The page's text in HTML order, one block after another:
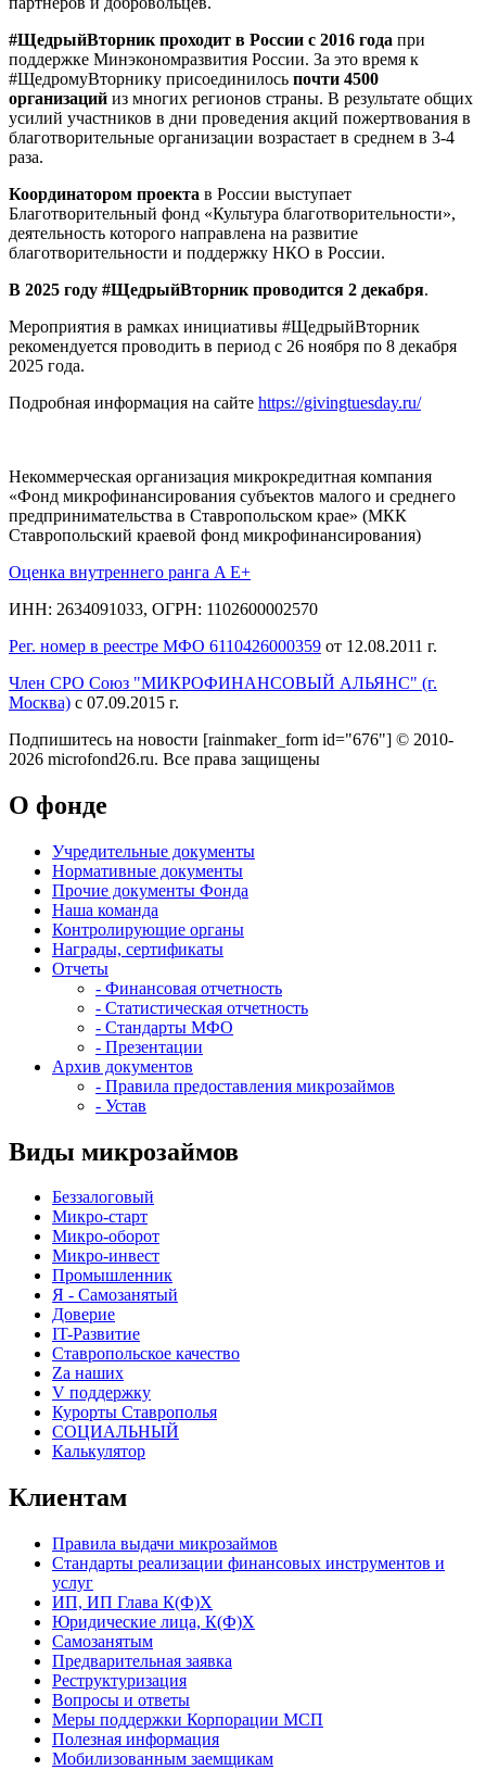
#ЩедрыйВторник проходит в России с 2016 года при
поддержке Минэкономразвития России. За это время к
#ЩедромуВторнику присоединилось почти 4500
организаций из многих регионов страны. В результате общих
усилий участников в дни проведения акций пожертвования в
благотворительные организации возрастает в среднем в 3-4
раза.
Координатором проекта в России выступает
Благотворительный фонд «Культура благотворительности»,
деятельность которого направлена на развитие
благотворительности и поддержку НКО в России.
В 2025 году #ЩедрыйВторник проводится 2 декабря.
Мероприятия в рамках инициативы #ЩедрыйВторник
рекомендуется проводить в период с 26 ноября по 8 декабря
2025 года.
Подробная информация на сайте https://givingtuesday.ru/
Некоммерческая организация микрокредитная компания
«Фонд микрофинансирования субъектов малого и среднего
предпринимательства в Ставропольском крае» (МКК
Ставропольский краевой фонд микрофинансирования)
Оценка внутреннего ранга A E+
ИНН: 2634091033, ОГРН: 1102600002570
Рег. номер в реестре МФО 6110426000359 от 12.08.2011 г.
Член СРО Союз "МИКРОФИНАНСОВЫЙ АЛЬЯНС" (г.
Москва) с 07.09.2015 г.
Подпишитесь на новости [rainmaker_form id="676"] © 2010-
2026 microfond26.ru. Все права защищены
О фонде
Учредительные документы
Нормативные документы
Прочие документы Фонда
Наша команда
Контролирующие органы
Награды, сертификаты
Отчеты
- Финансовая отчетность
- Статистическая отчетность
- Стандарты МФО
- Презентации
Архив документов
- Правила предоставления микрозаймов
- Устав
Виды микрозаймов
Беззалоговый
Микро-старт
Микро-оборот
Микро-инвест
Промышленник
Я - Самозанятый
Доверие
IT-Развитие
Ставропольское качество
Za наших
V поддержку
Курорты Ставрополья
СОЦИАЛЬНЫЙ
Калькулятор
Клиентам
Правила выдачи микрозаймов
Стандарты реализации финансовых инструментов и
услуг
ИП, ИП Глава К(Ф)Х
Юридические лица, К(Ф)Х
Самозанятым
Предварительная заявка
Реструктуризация
Вопросы и ответы
Меры поддержки Корпорации МСП
Полезная информация
Мобилизованным заемщикам